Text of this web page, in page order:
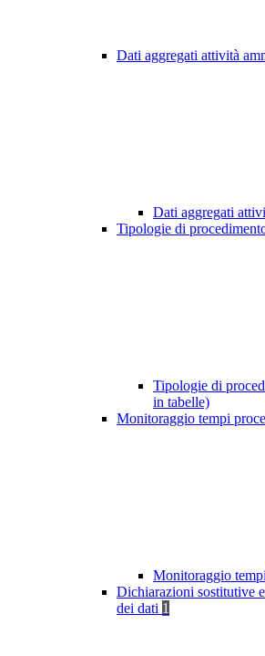
Dati aggregati attività
Dati aggregati
Tipologie di
Tipologie di
in tabelle)
Monitoraggio tempi
Monitoraggio
Dichiarazioni sostitutive
dei dati 1